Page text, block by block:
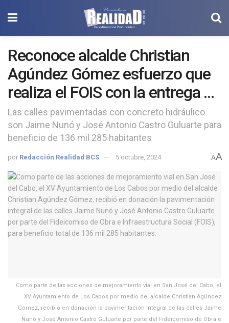
Reconoce alcalde Christian
Agúndez Gómez esfuerzo que
realiza el FOIS con la entrega de
2 obras de pavimentación en
Los Cabos
Las calles pavimentadas con concreto hidráulico
son Jaime Nunó y José Antonio Castro Guluarte para
beneficio de 136 mil 285 habitantes
por Redacción Realidad BCS 5 octubre, 2024 AA
Como parte de las acciones de mejoramiento vial en San José del Cabo, el
XV Ayuntamiento de Los Cabos por medio del alcalde Christian Agúndez
Gómez, recibió en donación la pavimentación integral de las calles Jaime
Nunó y José Antonio Castro Guluarte por parte del Fideicomiso de Obra e